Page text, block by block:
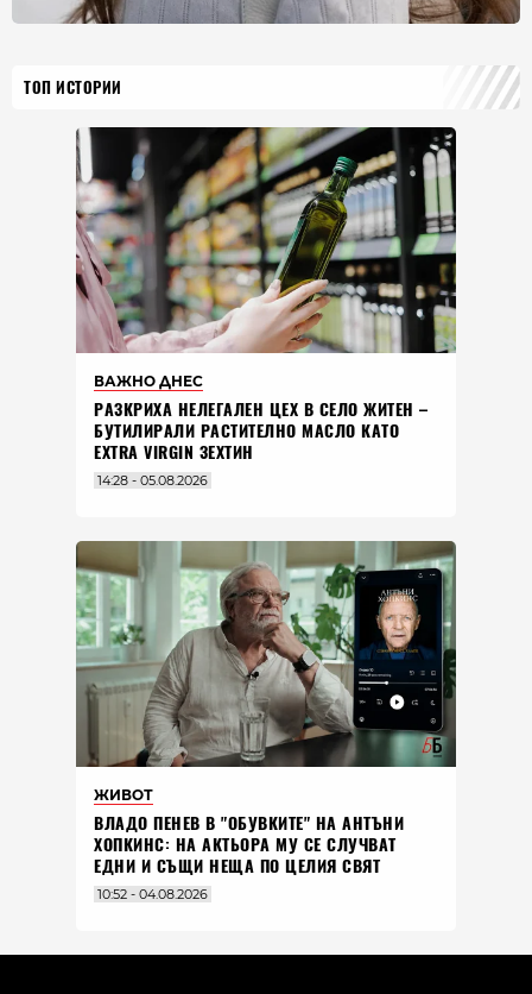
ТОП ИСТОРИИ
ВАЖНО ДНЕС
РАЗКРИХА НЕЛЕГАЛЕН ЦЕХ В СЕЛО ЖИТЕН –
БУТИЛИРАЛИ РАСТИТЕЛНО МАСЛО КАТО
EXTRA VIRGIN ЗЕХТИН
14:28 - 05.08.2026
ЖИВОТ
ВЛАДO ПЕНЕВ В "ОБУВКИТЕ" НА АНТЪНИ
ХОПКИНС: НА АКТЬОРА МУ СЕ СЛУЧВАТ
ЕДНИ И СЪЩИ НЕЩА ПО ЦЕЛИЯ СВЯТ
10:52 - 04.08.2026